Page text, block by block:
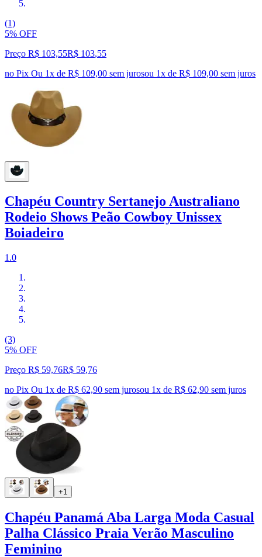
(1)
5% OFF
Preço R$ 103,55R$ 103,55
no Pix Ou 1x de R$ 109,00 sem jurosou 1x de R$ 109,00 sem juros
Chapéu Country Sertanejo Australiano
Rodeio Shows Peão Cowboy Unissex
Boiadeiro
1.0
(3)
5% OFF
Preço R$ 59,76R$ 59,76
no Pix Ou 1x de R$ 62,90 sem jurosou 1x de R$ 62,90 sem juros
+1
Chapéu Panamá Aba Larga Moda Casual
Palha Clássico Praia Verão Masculino
Feminino